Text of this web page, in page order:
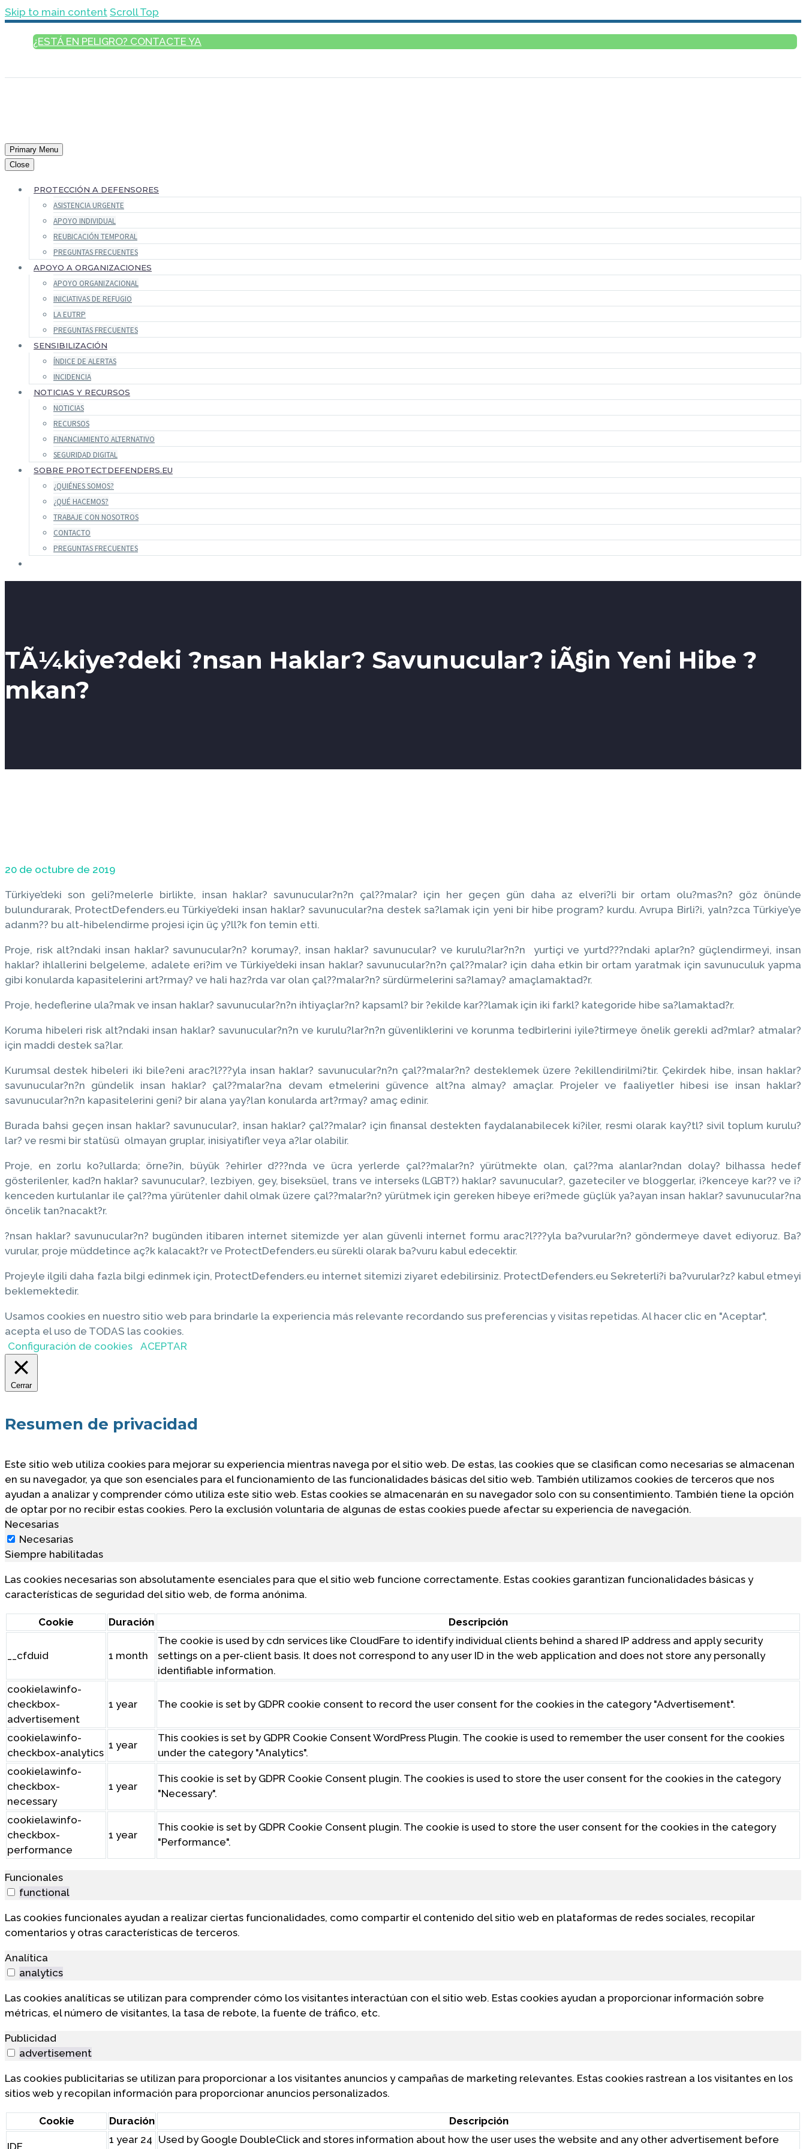
Skip to main content Scroll Top
¿ESTÁ EN PELIGRO? CONTACTE YA
Primary Menu
Close
PROTECCIÓN A DEFENSORES
ASISTENCIA URGENTE
APOYO INDIVIDUAL
REUBICACIÓN TEMPORAL
PREGUNTAS FRECUENTES
APOYO A ORGANIZACIONES
APOYO ORGANIZACIONAL
INICIATIVAS DE REFUGIO
LA EUTRP
PREGUNTAS FRECUENTES
SENSIBILIZACIÓN
ÍNDICE DE ALERTAS
INCIDENCIA
NOTICIAS Y RECURSOS
NOTICIAS
RECURSOS
FINANCIAMIENTO ALTERNATIVO
SEGURIDAD DIGITAL
SOBRE PROTECTDEFENDERS.EU
¿QUIÉNES SOMOS?
¿QUÉ HACEMOS?
TRABAJE CON NOSOTROS
CONTACTO
PREGUNTAS FRECUENTES
TÃ¼kiye?deki ?nsan Haklar? Savunucular? iÃ§in Yeni Hibe ?
mkan?
20 de octubre de 2019
Türkiye’deki son geli?melerle birlikte, insan haklar? savunucular?n?n çal??malar? için her geçen gün daha az elveri?li bir ortam olu?mas?n? göz önünde
bulundurarak, ProtectDefenders.eu Türkiye’deki insan haklar? savunucular?na destek sa?lamak için yeni bir hibe program? kurdu. Avrupa Birli?i, yaln?zca Türkiye’ye
adanm?? bu alt-hibelendirme projesi için üç y?ll?k fon temin etti.
Proje, risk alt?ndaki insan haklar? savunucular?n? korumay?, insan haklar? savunucular? ve kurulu?lar?n?n yurtiçi ve yurtd???ndaki aplar?n? güçlendirmeyi, insan
haklar? ihlallerini belgeleme, adalete eri?im ve Türkiye’deki insan haklar? savunucular?n?n çal??malar? için daha etkin bir ortam yaratmak için savunuculuk yapma
gibi konularda kapasitelerini art?rmay? ve hali haz?rda var olan çal??malar?n? sürdürmelerini sa?lamay? amaçlamaktad?r.
Proje, hedeflerine ula?mak ve insan haklar? savunucular?n?n ihtiyaçlar?n? kapsaml? bir ?ekilde kar??lamak için iki farkl? kategoride hibe sa?lamaktad?r.
Koruma hibeleri risk alt?ndaki insan haklar? savunucular?n?n ve kurulu?lar?n?n güvenliklerini ve korunma tedbirlerini iyile?tirmeye önelik gerekli ad?mlar? atmalar?
için maddi destek sa?lar.
Kurumsal destek hibeleri iki bile?eni arac?l???yla insan haklar? savunucular?n?n çal??malar?n? desteklemek üzere ?ekillendirilmi?tir. Çekirdek hibe, insan haklar?
savunucular?n?n gündelik insan haklar? çal??malar?na devam etmelerini güvence alt?na almay? amaçlar. Projeler ve faaliyetler hibesi ise insan haklar?
savunucular?n?n kapasitelerini geni? bir alana yay?lan konularda art?rmay? amaç edinir.
Burada bahsi geçen insan haklar? savunucular?, insan haklar? çal??malar? için finansal destekten faydalanabilecek ki?iler, resmi olarak kay?tl? sivil toplum kurulu?
lar? ve resmi bir statüsü olmayan gruplar, inisiyatifler veya a?lar olabilir.
Proje, en zorlu ko?ullarda; örne?in, büyük ?ehirler d???nda ve ücra yerlerde çal??malar?n? yürütmekte olan, çal??ma alanlar?ndan dolay? bilhassa hedef
gösterilenler, kad?n haklar? savunucular?, lezbiyen, gey, biseksüel, trans ve interseks (LGBT?) haklar? savunucular?, gazeteciler ve bloggerlar, i?kenceye kar?? ve i?
kenceden kurtulanlar ile çal??ma yürütenler dahil olmak üzere çal??malar?n? yürütmek için gereken hibeye eri?mede güçlük ya?ayan insan haklar? savunucular?na
öncelik tan?nacakt?r.
?nsan haklar? savunucular?n? bugünden itibaren internet sitemizde yer alan güvenli internet formu arac?l???yla ba?vurular?n? göndermeye davet ediyoruz. Ba?
vurular, proje müddetince aç?k kalacakt?r ve ProtectDefenders.eu sürekli olarak ba?vuru kabul edecektir.
Projeyle ilgili daha fazla bilgi edinmek için, ProtectDefenders.eu internet sitemizi ziyaret edebilirsiniz. ProtectDefenders.eu Sekreterli?i ba?vurular?z? kabul etmeyi
beklemektedir.
Usamos cookies en nuestro sitio web para brindarle la experiencia más relevante recordando sus preferencias y visitas repetidas. Al hacer clic en "Aceptar",
acepta el uso de TODAS las cookies.
Configuración de cookies
ACEPTAR
Cerrar
Resumen de privacidad
Este sitio web utiliza cookies para mejorar su experiencia mientras navega por el sitio web. De estas, las cookies que se clasifican como necesarias se almacenan
en su navegador, ya que son esenciales para el funcionamiento de las funcionalidades básicas del sitio web. También utilizamos cookies de terceros que nos
ayudan a analizar y comprender cómo utiliza este sitio web. Estas cookies se almacenarán en su navegador solo con su consentimiento. También tiene la opción
de optar por no recibir estas cookies. Pero la exclusión voluntaria de algunas de estas cookies puede afectar su experiencia de navegación.
Necesarias
Necesarias
Siempre habilitadas
Las cookies necesarias son absolutamente esenciales para que el sitio web funcione correctamente. Estas cookies garantizan funcionalidades básicas y
características de seguridad del sitio web, de forma anónima.
Cookie Duración Descripción
__cfduid 1 month
The cookie is used by cdn services like CloudFare to identify individual clients behind a shared IP address and apply security
settings on a per-client basis. It does not correspond to any user ID in the web application and does not store any personally
identifiable information.
cookielawinfo-
checkbox-
advertisement
1 year The cookie is set by GDPR cookie consent to record the user consent for the cookies in the category "Advertisement".
cookielawinfo-
checkbox-analytics
1 year
This cookies is set by GDPR Cookie Consent WordPress Plugin. The cookie is used to remember the user consent for the cookies
under the category "Analytics".
cookielawinfo-
checkbox-
necessary
1 year
This cookie is set by GDPR Cookie Consent plugin. The cookies is used to store the user consent for the cookies in the category
"Necessary".
cookielawinfo-
checkbox-
performance
1 year
This cookie is set by GDPR Cookie Consent plugin. The cookie is used to store the user consent for the cookies in the category
"Performance".
Funcionales
functional
Las cookies funcionales ayudan a realizar ciertas funcionalidades, como compartir el contenido del sitio web en plataformas de redes sociales, recopilar
comentarios y otras características de terceros.
Analítica
analytics
Las cookies analíticas se utilizan para comprender cómo los visitantes interactúan con el sitio web. Estas cookies ayudan a proporcionar información sobre
métricas, el número de visitantes, la tasa de rebote, la fuente de tráfico, etc.
Publicidad
advertisement
Las cookies publicitarias se utilizan para proporcionar a los visitantes anuncios y campañas de marketing relevantes. Estas cookies rastrean a los visitantes en los
sitios web y recopilan información para proporcionar anuncios personalizados.
Cookie Duración Descripción
IDE
1 year 24 Used by Google DoubleClick and stores information about how the user uses the website and any other advertisement before